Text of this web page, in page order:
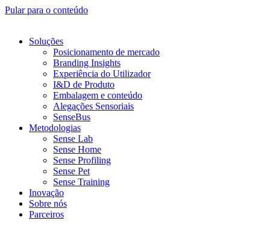
Pular para o conteúdo
Soluções
Posicionamento de mercado
Branding Insights
Experiência do Utilizador
I&D de Produto
Embalagem e conteúdo
Alegações Sensoriais
SenseBus
Metodologias
Sense Lab
Sense Home
Sense Profiling
Sense Pet
Sense Training
Inovação
Sobre nós
Parceiros